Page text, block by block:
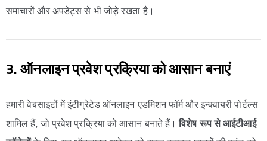
समाचारों और अपडेट्स से भी जोड़े रखता है।
3. ऑनलाइन प्रवेश प्रक्रिया को आसान बनाएं
हमारी वेबसाइटों में इंटीग्रेटेड ऑनलाइन एडमिशन फॉर्म और इन्क्वायरी पोर्टल्स
शामिल हैं, जो प्रवेश प्रक्रिया को आसान बनाते हैं।विशेष रूप से आईटीआई